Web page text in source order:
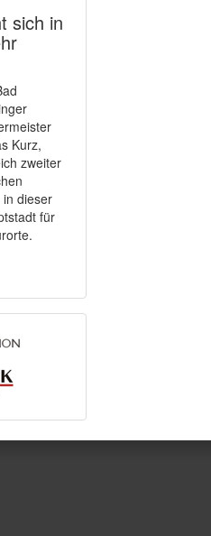
sich in
Kurz,
zweiter
in dieser
für